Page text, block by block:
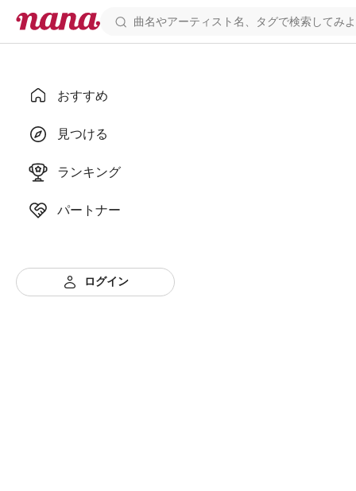
おすすめ
見つける
ランキング
パートナー
ログイン